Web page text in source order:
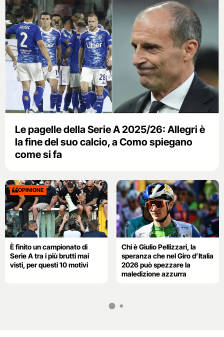
Le pagelle della Serie A 2025/26: Allegri è
la fine del suo calcio, a Como spiegano
come si fa
OPINIONE
È finito un campionato di
Serie A tra i più brutti mai
visti, per questi 10 motivi
Chi è Giulio Pellizzari, la
speranza che nel Giro d’Italia
2026 può spezzare la
maledizione azzurra